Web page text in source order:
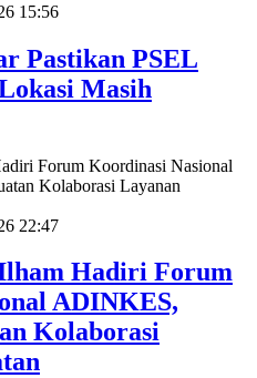
15:56
Pastikan PSEL
Masih
22:47
Hadiri Forum
ADINKES,
Kolaborasi